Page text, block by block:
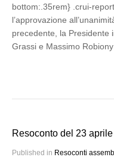
bottom:.35rem} .crui-
l’approvazione
precedente, la Presidente
Grassi e Massimo
Resoconto del 23
Published in Resoconti